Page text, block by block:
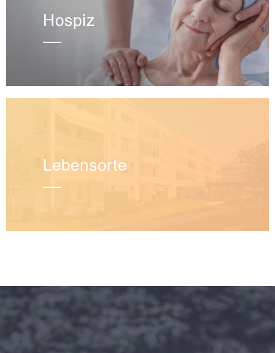
Hospiz
Lebensorte